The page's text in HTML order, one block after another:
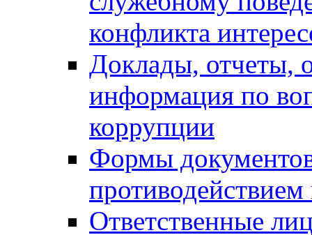
конфликта
Доклады, отчеты,
информация по
коррупции
Формы
Ответственные